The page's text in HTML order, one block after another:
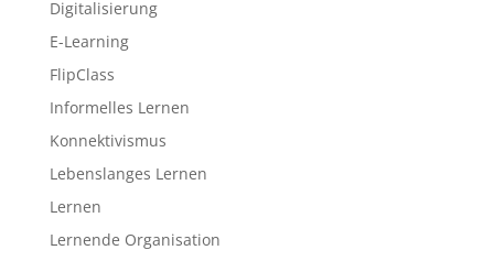
Digitalisierung
E-Learning
FlipClass
Informelles Lernen
Konnektivismus
Lebenslanges Lernen
Lernen
Lernende Organisation